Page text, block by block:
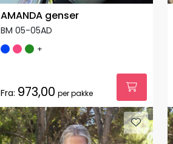
AMANDA genser
BM 05-05AD
+
Fra: 973,00 per pakke